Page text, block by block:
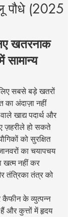
पौधे (2025
खतरनाक
सामान्य
सबसे बड़े खतरों
का अंदाज़ा नहीं
खाद्य पदार्थ और
ज़हरीले हो सकते
को सुरक्षित
का चयापचय
खत्म नहीं कर
तंत्रिका तंत्र को
के व्युत्पन्न
और कुत्तों में हृदय